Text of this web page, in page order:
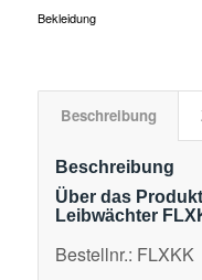
Bekleidung
Beschreibung
Beschreibung
Über das
Leibwächter
Bestellnr.: FLXKK